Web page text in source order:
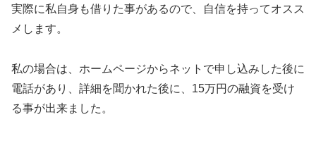
実際に私自身も借りた事があるので、自信を持ってオスス
メします。
私の場合は、ホームページからネットで申し込みした後に
電話があり、詳細を聞かれた後に、15万円の融資を受け
る事が出来ました。